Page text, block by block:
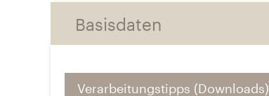
Basisdaten
Verarbeitungstipps (Downloads)